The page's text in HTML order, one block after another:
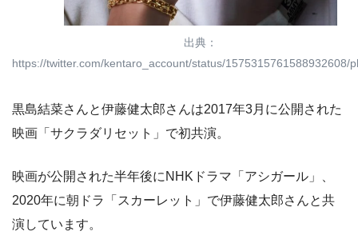
出典：
https://twitter.com/kentaro_account/status/1575315761588932608/
黒島結菜さんと伊藤健太郎さんは2017年3月に公開された
映画「サクラダリセット」で初共演。
映画が公開された半年後にNHKドラマ「アシガール」、
2020年に朝ドラ「スカーレット」で伊藤健太郎さんと共
演しています。